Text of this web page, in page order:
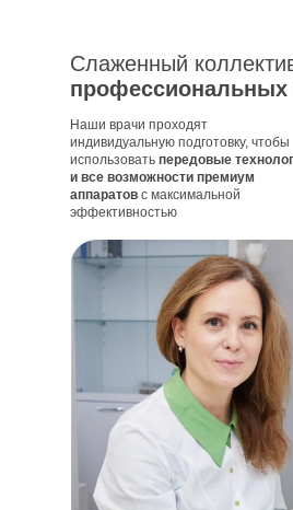
Слаженный
профессиональных
Наши врачи проходят
индивидуальную подготовку, чтобы
использовать передовые
и все возможности премиум
аппаратов с максимальной
эффективностью